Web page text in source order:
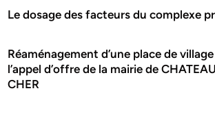
Le dosage des facteurs du complexe
Réaménagement d’une place de
l’appel d’offre de la mairie de
CHER